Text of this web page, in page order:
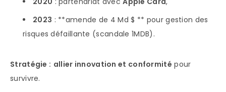
2023 : **amende de 4 Md $ ** pour gestion des
risques défaillante (scandale 1MDB).
Stratégie : allier innovation et conformité pour
survivre.